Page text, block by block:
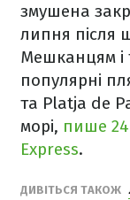
змушена
липня після
Мешканцям і
популярні
та Platja de
морі, пише
Express.
ДИВІТЬСЯ ТАКОЖ